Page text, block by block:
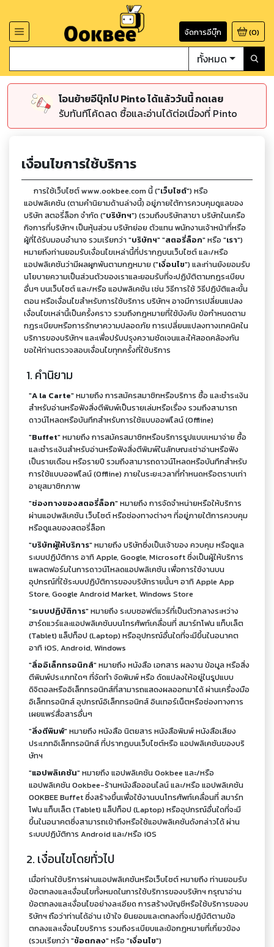
จัดการอีบุ๊ก (0)
ทั้งหมด
โอนย้ายอีบุ๊กไป Pinto ได้แล้ววันนี้ กดเลย
รับทันทีโค้ดลด ซื้อและอ่านได้ต่อเนื่องที่ Pinto
เงื่อนไขการใช้บริการ
การใช้เว็บไซต์ www.ookbee.com นี้ ("เว็บไซต์") หรือ
แอปพลิเคชัน (ตามคำนิยามด้านล่างนี้) อยู่ภายใต้การควบคุมดูแลของ
บริษัท สตอรี่ล็อก จำกัด ("บริษัทฯ") (รวมถึงบริษัทสาขา บริษัทในเครือ
กิจการที่บริษัทฯ เป็นหุ้นส่วน บริษัทย่อย ตัวแทน พนักงานเจ้าหน้าที่หรือ
ผู้ที่ได้รับมอบอำนาจ รวมเรียกว่า "บริษัทฯ" "สตอรี่ล็อก" หรือ "เรา")
หมายถึงท่านยอมรับเงื่อนไขเหล่านี้ที่ปรากฏบนเว็บไซต์ และ/หรือ
แอปพลิเคชันว่ามีผลผูกพันตามกฎหมาย ("เงื่อนไข") และท่านยังยอมรับ
นโยบายความเป็นส่วนตัวของเราและยอมรับที่จะปฏิบัติตามกฎระเบียบ
อื่นๆ บนเว็บไซต์ และ/หรือ แอปพลิเคชัน เช่น วิธีการใช้ วิธีปฏิบัติและขั้น
ตอน หรือเงื่อนไขสำหรับการใช้บริการ บริษัทฯ อาจมีการเปลี่ยนแปลง
เงื่อนไขเหล่านี้เป็นครั้งคราว รวมถึงกฎหมายที่ใช้บังคับ ข้อกำหนดตาม
กฎระเบียบหรือการรักษาความปลอดภัย การเปลี่ยนแปลงทางเทคนิคใน
บริการของบริษัทฯ และเพื่อปรับปรุงความชัดเจนและให้สอดคล้องกัน
ขอให้ท่านตรวจสอบเงื่อนไขทุกครั้งที่ใช้บริการ
1. คำนิยาม
"A la Carte" หมายถึง การสมัครสมาชิกหรือบริการ ซื้อ และชำระเงิน
สำหรับอ่านหรือฟังสิ่งตีพิมพ์เป็นรายเล่มหรือเรื่อง รวมถึงสามารถ
ดาวน์โหลดหรือบันทึกสำหรับการใช้แบบออฟไลน์ (Offline)
"Buffet" หมายถึง การสมัครสมาชิกหรือบริการรูปแบบเหมาจ่าย ซื้อ
และชำระเงินสำหรับอ่านหรือฟังสิ่งตีพิมพ์ในลักษณะเช่าอ่านหรือฟัง
เป็นรายเดือน หรือรายปี รวมถึงสามารถดาวน์โหลดหรือบันทึกสำหรับ
การใช้แบบออฟไลน์ (Offline) ภายในระยะเวลาที่กำหนดหรือตราบเท่า
อายุสมาชิกภาพ
"ช่องทางของสตอรี่ล็อก" หมายถึง การจัดจำหน่ายหรือให้บริการ
ผ่านแอปพลิเคชัน เว็บไซต์ หรือช่องทางต่างๆ ที่อยู่ภายใต้การควบคุม
หรือดูแลของสตอรี่ล็อก
"บริษัทผู้ให้บริการ" หมายถึง บริษัทซึ่งเป็นเจ้าของ ควบคุม หรือดูแล
ระบบปฏิบัติการ อาทิ Apple, Google, Microsoft ซึ่งเป็นผู้ให้บริการ
แพลตฟอร์มในการดาวน์โหลดแอปพลิเคชัน เพื่อการใช้งานบน
อุปกรณ์ที่ใช้ระบบปฏิบัติการของบริษัทรายนั้นๆ อาทิ Apple App
Store, Google Android Market, Windows Store
"ระบบปฏิบัติการ" หมายถึง ระบบซอฟต์แวร์ที่เป็นตัวกลางระหว่าง
ฮาร์ดแวร์และแอปพลิเคชันบนโทรศัพท์เคลื่อนที่ สมาร์ทโฟน แท็บเล็ต
(Tablet) แล็ปท็อป (Laptop) หรืออุปกรณ์อื่นใดที่จะมีขึ้นในอนาคต
อาทิ iOS, Android, Windows
"สื่ออิเล็กทรอนิกส์" หมายถึง หนังสือ เอกสาร ผลงาน ข้อมูล หรือสิ่ง
ตีพิมพ์ประเภทใดๆ ที่จัดทำ จัดพิมพ์ หรือ ดัดแปลงให้อยู่ในรูปแบบ
ดิจิตอลหรืออิเล็กทรอนิกส์ที่สามารถแสดงผลออกมาได้ ผ่านเครื่องมือ
อิเล็กทรอนิกส์ อุปกรณ์อิเล็กทรอนิกส์ อินเทอร์เน็ตหรือช่องทางการ
เผยแพร่สื่อสารอื่นๆ
"สิ่งตีพิมพ์" หมายถึง หนังสือ นิตยสาร หนังสือพิมพ์ หนังสือเสียง
ประเภทอิเล็กทรอนิกส์ ที่ปรากฏบนเว็บไซต์หรือ แอปพลิเคชันของบริ
ษัทฯ
"แอปพลิเคชัน" หมายถึง แอปพลิเคชัน Ookbee และ/หรือ
แอปพลิเคชัน Ookbee-ร้านหนังสือออนไลน์ และ/หรือ แอปพลิเคชัน
OOKBEE Buffet ซึ่งสร้างขึ้นเพื่อใช้งานบนโทรศัพท์เคลื่อนที่ สมาร์ท
โฟน แท็บเล็ต (Tablet) แล็ปท็อป (Laptop) หรืออุปกรณ์อื่นใดที่จะมี
ขึ้นในอนาคตซึ่งสามารถเข้าถึงหรือใช้แอปพลิเคชันดังกล่าวได้ ผ่าน
ระบบปฏิบัติการ Android และ/หรือ iOS
2. เงื่อนไขโดยทั่วไป
เมื่อท่านใช้บริการผ่านแอปพลิเคชันหรือเว็บไซต์ หมายถึง ท่านยอมรับ
ข้อตกลงและเงื่อนไขทั้งหมดในการใช้บริการของบริษัทฯ กรุณาอ่าน
ข้อตกลงและเงื่อนไขอย่างละเอียด การสร้างบัญชีหรือใช้บริการของบ
ริษัทฯ ถือว่าท่านได้อ่าน เข้าใจ ยินยอมและตกลงที่จะปฏิบัติตามข้อ
ตกลงและเงื่อนไขบริการ รวมถึงระเบียบและข้อกฎหมายที่เกี่ยวข้อง
(รวมเรียกว่า "ข้อตกลง" หรือ "เงื่อนไข")